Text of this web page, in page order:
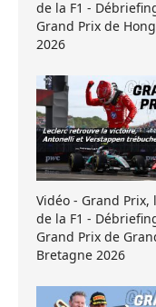
de la F1 -
Grand Prix de
2026
Vidéo - Grand Prix,
de la F1 -
Grand Prix de
Bretagne 2026